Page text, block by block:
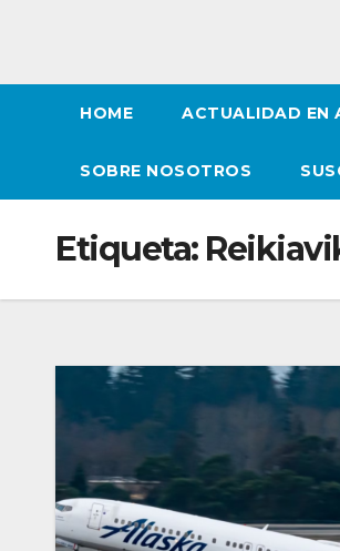
HOME ACTUALIDAD EN
SOBRE NOSOTROS
Etiqueta: